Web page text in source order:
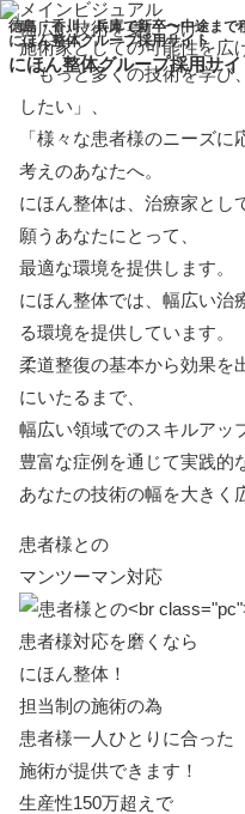
徳島・香川・兵庫で新卒〜中途まで
にほん整体グループ採用サイト
にほん整体グループ採用サイ
幅広い技術を身につけ、
施術家としての可能性を広
「もっと多くの技術を学び
したい」、
「様々な患者様のニーズに
考えのあなたへ。
にほん整体は、治療家とし
願うあなたにとって、
最適な環境を提供します。
にほん整体では、幅広い治
る環境を提供しています。
柔道整復の基本から効果を
にいたるまで、
幅広い領域でのスキルアッ
豊富な症例を通じて実践的
あなたの技術の幅を大きく
患者様との
マンツーマン対応
患者様対応を磨くなら
にほん整体！
担当制の施術の為
患者様一人ひとりに合った
施術が提供できます！
生産性150万超えで